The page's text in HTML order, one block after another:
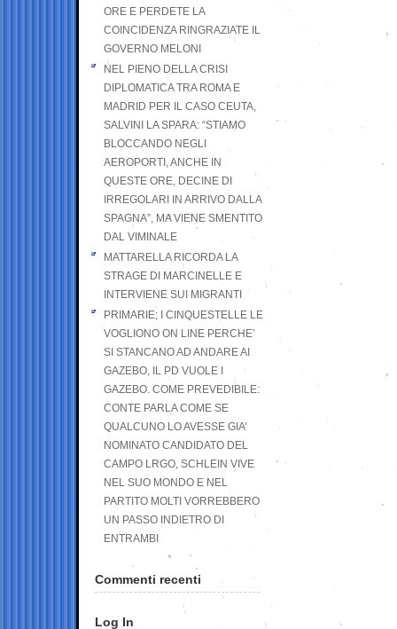
ORE E PERDETE LA
COINCIDENZA RINGRAZIATE IL
GOVERNO MELONI
NEL PIENO DELLA CRISI
DIPLOMATICA TRA ROMA E
MADRID PER IL CASO CEUTA,
SALVINI LA SPARA: “STIAMO
BLOCCANDO NEGLI
AEROPORTI, ANCHE IN
QUESTE ORE, DECINE DI
IRREGOLARI IN ARRIVO DALLA
SPAGNA”, MA VIENE SMENTITO
DAL VIMINALE
MATTARELLA RICORDA LA
STRAGE DI MARCINELLE E
INTERVIENE SUI MIGRANTI
PRIMARIE; I CINQUESTELLE LE
VOGLIONO ON LINE PERCHE’
SI STANCANO AD ANDARE AI
GAZEBO, IL PD VUOLE I
GAZEBO. COME PREVEDIBILE:
CONTE PARLA COME SE
QUALCUNO LO AVESSE GIA’
NOMINATO CANDIDATO DEL
CAMPO LRGO, SCHLEIN VIVE
NEL SUO MONDO E NEL
PARTITO MOLTI VORREBBERO
UN PASSO INDIETRO DI
ENTRAMBI
Commenti recenti
Log In